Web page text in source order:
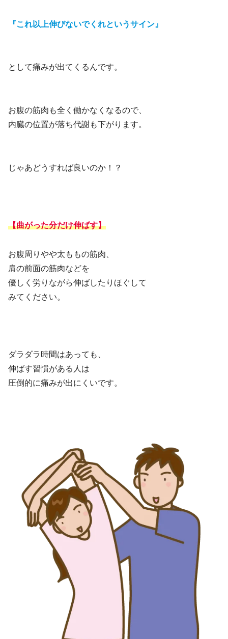
『これ以上伸びないでくれというサイン』
として痛みが出てくるんです。
お腹の筋肉も全く働かなくなるので、
内臓の位置が落ち代謝も下がります。
じゃあどうすれば良いのか！？
【曲がった分だけ伸ばす】
お腹周りやや太ももの筋肉、
肩の前面の筋肉などを
優しく労りながら伸ばしたりほぐして
みてください。
ダラダラ時間はあっても、
伸ばす習慣がある人は
圧倒的に痛みが出にくいです。